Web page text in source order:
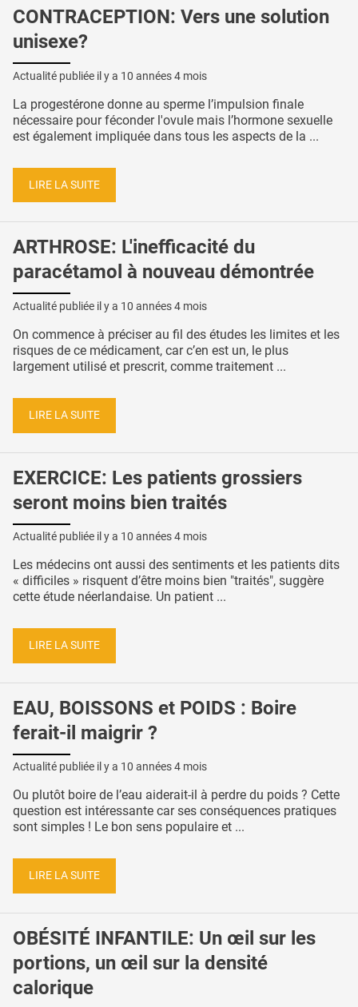
CONTRACEPTION: Vers une solution
unisexe?
Actualité publiée il y a 10 années 4 mois
La progestérone donne au sperme l’impulsion finale
nécessaire pour féconder l'ovule mais l’hormone sexuelle
est également impliquée dans tous les aspects de la ...
LIRE LA SUITE
ARTHROSE: L'inefficacité du
paracétamol à nouveau démontrée
Actualité publiée il y a 10 années 4 mois
On commence à préciser au fil des études les limites et les
risques de ce médicament, car c’en est un, le plus
largement utilisé et prescrit, comme traitement ...
LIRE LA SUITE
EXERCICE: Les patients grossiers
seront moins bien traités
Actualité publiée il y a 10 années 4 mois
Les médecins ont aussi des sentiments et les patients dits
« difficiles » risquent d’être moins bien "traités", suggère
cette étude néerlandaise. Un patient ...
LIRE LA SUITE
EAU, BOISSONS et POIDS : Boire
ferait-il maigrir ?
Actualité publiée il y a 10 années 4 mois
Ou plutôt boire de l’eau aiderait-il à perdre du poids ? Cette
question est intéressante car ses conséquences pratiques
sont simples ! Le bon sens populaire et ...
LIRE LA SUITE
OBÉSITÉ INFANTILE: Un œil sur les
portions, un œil sur la densité
calorique